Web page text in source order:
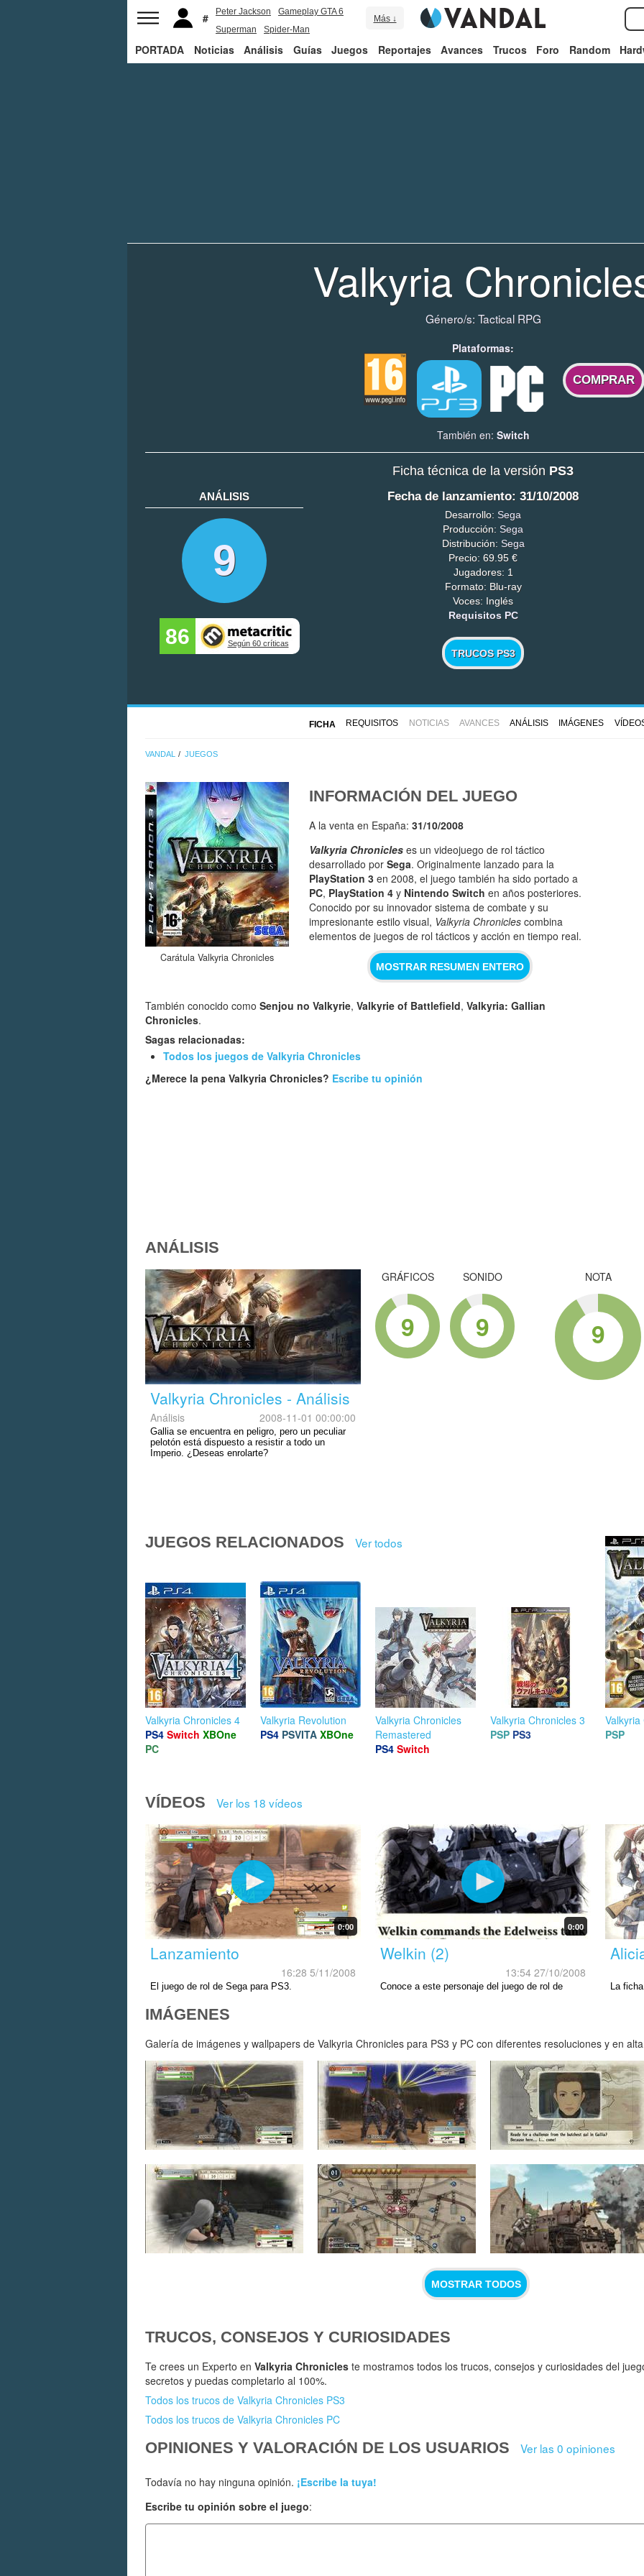
Peter Jackson
Gameplay GTA 6
Superman
Spider-Man
Más ↓
PORTADA Noticias Análisis Guías Juegos Reportajes Avances Trucos Foro Random
Valkyria
Género/s: Tactical RPG
Plataformas:
COMPRAR
También en: Switch
Ficha técnica de la versión PS3
ANÁLISIS
9
86 Según 60 críticas
Fecha de lanzamiento: 31/10/2008
Desarrollo: Sega
Producción: Sega
Distribución: Sega
Precio: 69.95 €
Jugadores: 1
Formato: Blu-ray
Voces: Inglés
Requisitos PC
TRUCOS PS3
FICHA REQUISITOS NOTICIAS AVANCES ANÁLISIS IMÁGENES
VANDAL JUEGOS
Carátula Valkyria Chronicles
INFORMACIÓN DEL JUEGO
A la venta en España: 31/10/2008
Valkyria Chronicles es un videojuego de rol táctico
desarrollado por Sega. Originalmente lanzado para la
PlayStation 3 en 2008, el juego también ha sido portado a
PC, PlayStation 4 y Nintendo Switch en años posteriores.
Conocido por su innovador sistema de combate y su
impresionante estilo visual, Valkyria Chronicles combina
elementos de juegos de rol tácticos y acción en tiempo real.
MOSTRAR RESUMEN ENTERO
También conocido como Senjou no Valkyrie, Valkyrie of Battlefield, Valkyria: Gallian
Chronicles.
Sagas relacionadas:
Todos los juegos de Valkyria Chronicles
¿Merece la pena Valkyria Chronicles? Escribe tu opinión
ANÁLISIS
Valkyria Chronicles - Análisis
Análisis 2008-11-01 00:00:00
Gallia se encuentra en peligro, pero un peculiar
pelotón está dispuesto a resistir a todo un
Imperio. ¿Deseas enrolarte?
GRÁFICOS
9
SONIDO
9
NOTA
9
JUEGOS RELACIONADOS Ver todos
Valkyria Chronicles 4
PS4 Switch XBOne
PC
Valkyria Revolution
PS4 PSVITA XBOne
Valkyria Chronicles
Remastered
PS4 Switch
Valkyria Chronicles 3
PSP PS3
PSP
VÍDEOS Ver los 18 vídeos
0:00
Lanzamiento
16:28 5/11/2008
El juego de rol de Sega para PS3.
0:00
Welkin (2)
13:54 27/10/2008
Conoce a este personaje del juego de rol de
La
IMÁGENES
Galería de imágenes y wallpapers de Valkyria Chronicles para PS3 y PC con diferentes resoluciones y en
MOSTRAR TODOS
TRUCOS, CONSEJOS Y CURIOSIDADES
Te crees un Experto en Valkyria Chronicles te mostramos todos los trucos, consejos y curiosidades del
secretos y puedas completarlo al 100%.
Todos los trucos de Valkyria Chronicles PS3
Todos los trucos de Valkyria Chronicles PC
OPINIONES Y VALORACIÓN DE LOS USUARIOS Ver las 0 opiniones
Todavía no hay ninguna opinión. ¡Escribe la tuya!
Escribe tu opinión sobre el juego: